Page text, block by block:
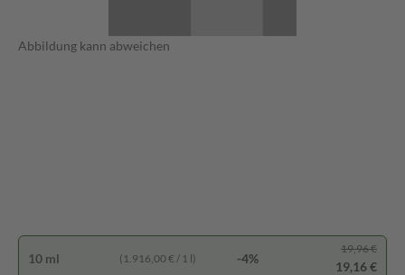
Abbildung kann abweichen
10 ml (1.916,00 € / 1 l) -4%
19,96 €
19,16 €